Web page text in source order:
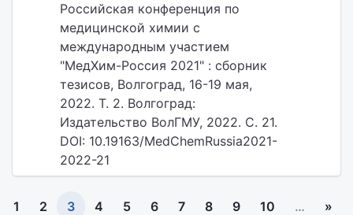
Российская конференция по
медицинской химии с
международным участием
"МедХим-Россия 2021" : сборник
тезисов, Волгоград, 16-19 мая,
2022. Т. 2. Волгоград:
Издательство ВолГМУ, 2022. С. 21.
DOI: 10.19163/MedChemRussia2021-
2022-21
1 2 3 4 5 6 7 8 9 10 … »